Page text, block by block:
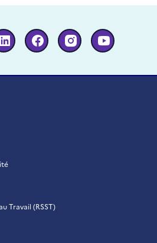
Linkedin FacebookInstagram
Travail (RSST)